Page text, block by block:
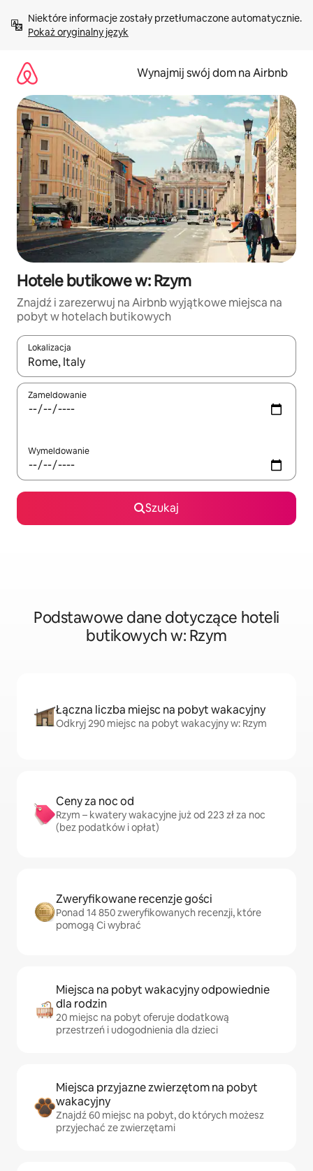
treści Pokaż oryginalny język
Wynajmij swój dom na Airbnb
Hotele butikowe w: Rzym
Znajdź i zarezerwuj na Airbnb wyjątkowe miejsca na
pobyt w hotelach butikowych
Lokalizacja
Gdy wyniki będą dostępne, możesz poruszać się po nich za
Zameldowanie
Wymeldowanie
Szukaj
Podstawowe dane dotyczące hoteli
butikowych w: Rzym
Łączna liczba miejsc na pobyt wakacyjny
Odkryj 290 miejsc na pobyt wakacyjny w: Rzym
Ceny za noc od
Rzym – kwatery wakacyjne już od 223 zł za noc
(bez podatków i opłat)
Zweryfikowane recenzje gości
Ponad 14 850 zweryfikowanych recenzji, które
pomogą Ci wybrać
Miejsca na pobyt wakacyjny odpowiednie
dla rodzin
20 miejsc na pobyt oferuje dodatkową
przestrzeń i udogodnienia dla dzieci
Miejsca przyjazne zwierzętom na pobyt
wakacyjny
Znajdź 60 miejsc na pobyt, do których możesz
przyjechać ze zwierzętami